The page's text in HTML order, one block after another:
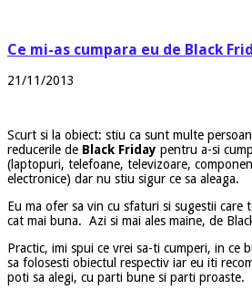
Ce mi-as cumpara eu de Black
21/11/2013
Scurt si la obiect: stiu ca sunt multe
reducerile de Black Friday pentru a-si
(laptopuri, telefoane, televizoare,
electronice) dar nu stiu sigur ce sa aleaga.
Eu ma ofer sa vin cu sfaturi si sugestii care
cat mai buna. Azi si mai ales maine, de
Practic, imi spui ce vrei sa-ti cumperi, in ce
sa folosesti obiectul respectiv iar eu iti
poti sa alegi, cu parti bune si parti proaste.